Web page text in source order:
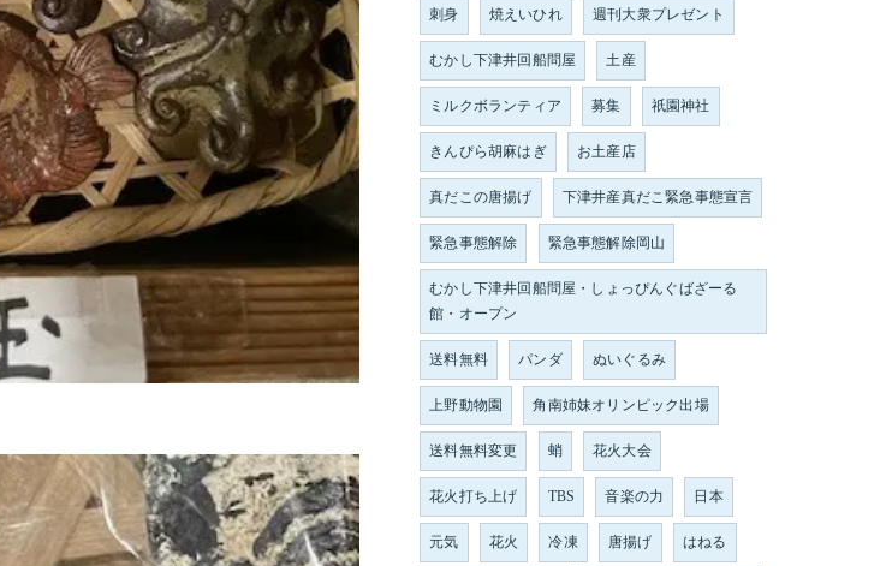
刺身 焼えいひれ 週刊大衆プレゼント
むかし下津井回船問屋 土産
ミルクボランティア 募集 祇園神社
きんぴら胡麻はぎ お土産店
真だこの唐揚げ 下津井産真だこ緊急事態宣言
緊急事態解除 緊急事態解除岡山
むかし下津井回船問屋・しょっぴんぐばざーる
館・オープン
送料無料 パンダ ぬいぐるみ
上野動物園 角南姉妹オリンピック出場
送料無料変更 蛸 花火大会
花火打ち上げ TBS 音楽の力 日本
元気 花火 冷凍 唐揚げ はねる